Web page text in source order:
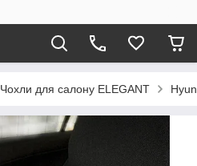
Чохли для салону ELEGANT